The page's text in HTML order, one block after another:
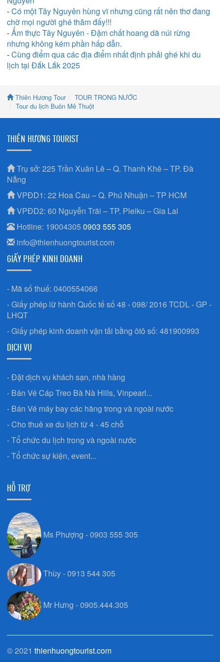
-Có một Tây Nguyên hùng vĩ nhưng cũng rất nên thơ đang
chờ mọi người ghé thăm đấy!!!
-Ẩm thực Tây Nguyên - Đậm chất hoang dã núi rừng
nhưng không kém phần hấp dẫn.
-Cùng điểm qua các địa điểm nhất định phải ghé khi du
lịch tại Đắk Lắk 2025
Thiên Hương Tour
TOUR TRONG NƯỚC
Tour du lịch Buôn Mê Thuột
THIÊN HƯƠNG TOURIST
Trụ sở: 225 Trần Xuân Lê – Q. Thanh Khê – TP. Đà
Nẵng
VPĐD1: 22 Hoa Cau – Q. Phú Nhuận – TP HCM
VPĐD2: 60 Nguyễn Trãi – TP. Pleiku – Gia Lai
Hotline: 190043050903 555 305
info@thienhuongtourist.com
GIẤY PHÉP KINH DOANH
- Mã số thuế: 0400554066
- Giấy phép lữ hành Quốc tế số 48 - 098/ 2016 TCDL - GP -
LHQT
- Giấy phép kinh doanh vận tải bằng ôtô số: 481900993
DỊCH VỤ
- Đặt dịch vụ khách sạn, nhà hàng
- Bán Vé Cáp Treo Bà Nà Hills, Vinpearl...
- Bán Vé máy bay các hãng trong và ngoài nước
- Cho thuê xe du lịch từ 4 - 45 chỗ
- Tổ chức du lịch trong và ngoài nước
- Tổ chức sự kiện, event...
HỖ TRỢ
Ms Phượng - 0903 555 305
Thùy - 0913 544 305
Mr Hưng - 0905.444.305
© 2021 thienhuongtourist.com